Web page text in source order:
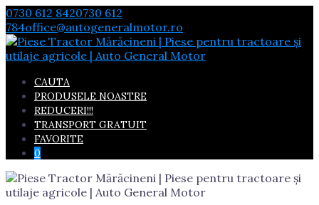
Skip
to
content
0730 612 8420730 612
784office@autogeneralmotor.ro
CAUTA
PRODUSELE NOASTRE
REDUCERI!!!
TRANSPORT GRATUIT
FAVORITE
0